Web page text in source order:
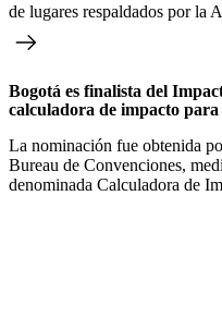
de lugares respaldados por la
Bogotá es finalista del
calculadora de impacto
La nominación fue obtenida
Bureau de Convenciones,
denominada Calculadora de